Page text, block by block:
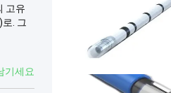
고유
. 그
기세요